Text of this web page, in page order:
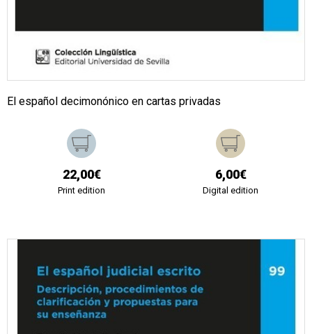
El español decimonónico en cartas privadas
22,00€
Print edition
6,00€
Digital edition